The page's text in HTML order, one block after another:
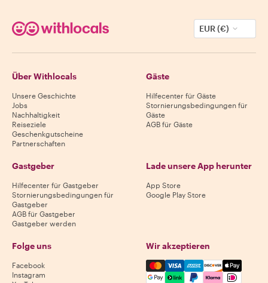
EUR (€)
Über Withlocals
Unsere Geschichte
Jobs
Nachhaltigkeit
Reiseziele
Geschenkgutscheine
Partnerschaften
Gäste
Hilfecenter für Gäste
Stornierungsbedingungen für
Gäste
AGB für Gäste
Gastgeber
Hilfecenter für Gastgeber
Stornierungsbedingungen für
Gastgeber
AGB für Gastgeber
Gastgeber werden
Lade unsere App herunter
App Store
Google Play Store
Folge uns
Facebook
Instagram
Wir akzeptieren
Mastercard, Visa, Amex,